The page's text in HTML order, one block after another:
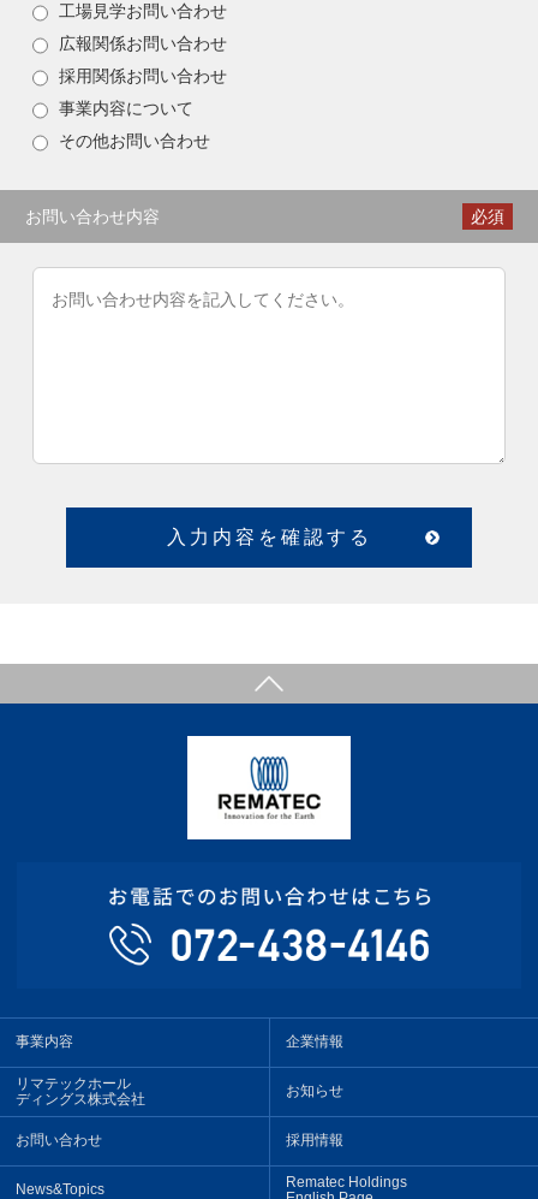
工場見学お問い合わせ
広報関係お問い合わせ
採用関係お問い合わせ
事業内容について
その他お問い合わせ
お問い合わせ内容 必須
事業内容 企業情報
リマテックホール
ディングス株式会社
お知らせ
お問い合わせ 採用情報
News&Topics
Rematec Holdings